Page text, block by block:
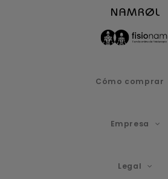
Cómo comprar
Empresa
Legal